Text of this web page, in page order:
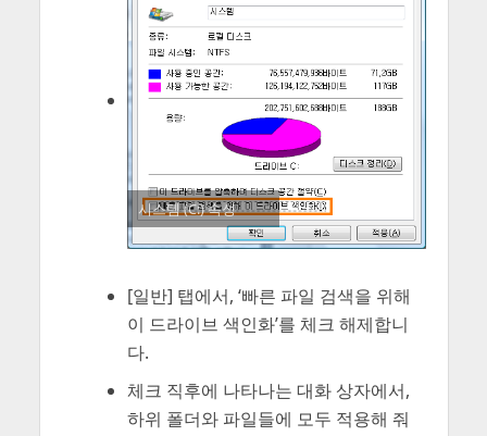
시스템 (C:) 속성
[일반] 탭에서, ‘빠른 파일 검색을 위해
이 드라이브 색인화’를 체크 해제합니
다.
체크 직후에 나타나는 대화 상자에서,
하위 폴더와 파일들에 모두 적용해 줘